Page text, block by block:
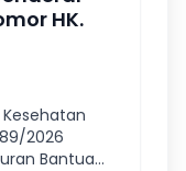
HK.
2026
Bantuan